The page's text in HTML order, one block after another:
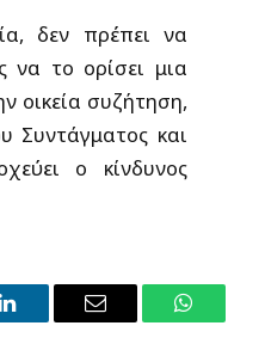
δεν πρέπει να
να το ορίσει μια
οικεία συζήτηση,
Συντάγματος και
ο κίνδυνος
LinkedIn Email WhatsApp